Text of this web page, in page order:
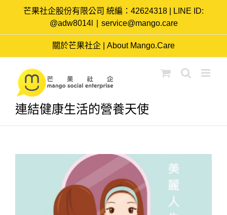
content
芒果社企股份有限公司 統編：42624318 | LINE ID:
@adw8014l
service@mango.care
關於芒果社企 | About Mango.Care
連結健康生活的營養天使